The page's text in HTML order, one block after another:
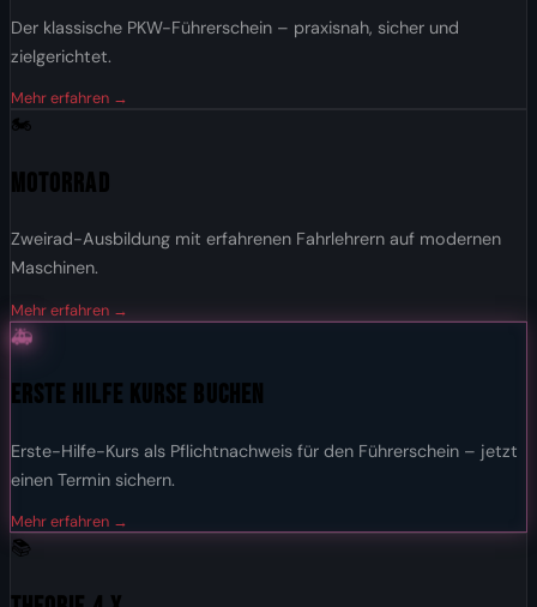
Der klassische PKW-Führerschein – praxisnah, sicher und
zielgerichtet.
Mehr erfahren →
🏍️
Motorrad
Zweirad-Ausbildung mit erfahrenen Fahrlehrern auf modernen
Maschinen.
Mehr erfahren →
🚑
Erste Hilfe Kurse buchen
Erste-Hilfe-Kurs als Pflichtnachweis für den Führerschein – jetzt
einen Termin sichern.
Mehr erfahren →
📚